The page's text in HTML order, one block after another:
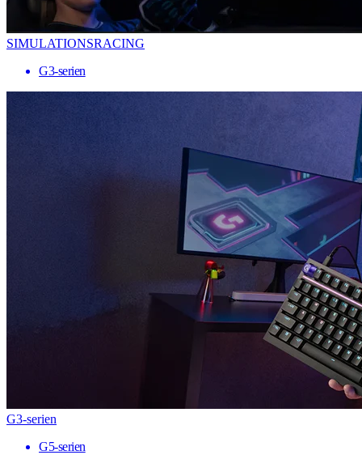
SIMULATIONSRACING
G3-serien
G3-serien
G5-serien